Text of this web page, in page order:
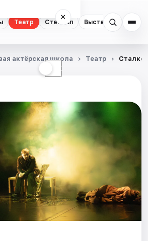
Театр Стендап Выставки
×
☾
актёрская школа Театр